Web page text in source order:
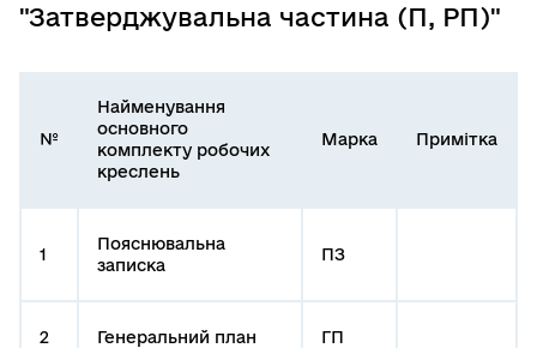
"Затверджувальна частина (П, РП)"
№
Найменування
основного
комплекту робочих
креслень
Марка Примітка
1
Пояснювальна
записка
ПЗ
2 Генеральний план ГП